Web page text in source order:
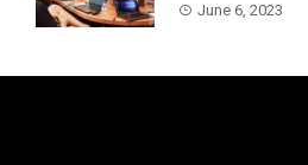
June 6, 2023